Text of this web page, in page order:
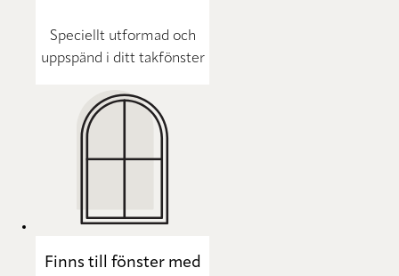
Speciellt utformad och
uppspänd i ditt takfönster
Finns till fönster med